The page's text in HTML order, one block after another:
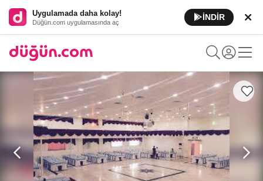
Uygulamada daha kolay!
Düğün.com uygulamasında aç
İNDİR